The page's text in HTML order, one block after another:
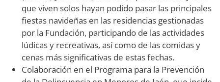
que viven solos hayan podido pasar las principales
fiestas navideñas en las residencias gestionadas
por la Fundación, participando de las actividades
lúdicas y recreativas, así como de las comidas y
cenas más significativas de estas fechas.
Colaboración en el Programa para la Prevención